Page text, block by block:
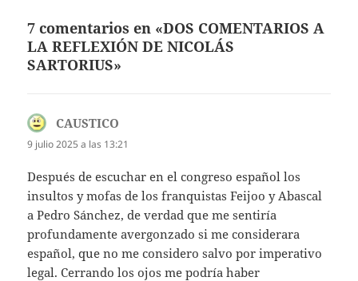
7 comentarios en «DOS COMENTARIOS A
LA REFLEXIÓN DE NICOLÁS
SARTORIUS»
CAUSTICO
9 julio 2025 a las 13:21
Después de escuchar en el congreso español los
insultos y mofas de los franquistas Feijoo y Abascal
a Pedro Sánchez, de verdad que me sentiría
profundamente avergonzado si me considerara
español, que no me considero salvo por imperativo
legal. Cerrando los ojos me podría haber